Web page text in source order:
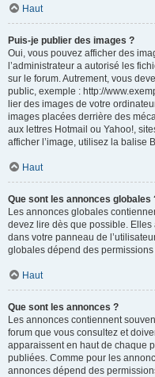
Haut
Puis-je publier des images ?
Oui, vous pouvez afficher des
l’administrateur a autorisé les
sur le forum. Autrement, vous
public, exemple : http://
lier des images de votre
images placées derrière des
aux lettres Hotmail ou Yahoo!,
afficher l’image, utilisez la balise
Haut
Que sont les annonces globales
Les annonces globales
devez lire dès que possible.
dans votre panneau de
globales dépend des
Haut
Que sont les annonces ?
Les annonces contiennent
forum que vous consultez et
apparaissent en haut de chaque
publiées. Comme pour les
annonces dépend des